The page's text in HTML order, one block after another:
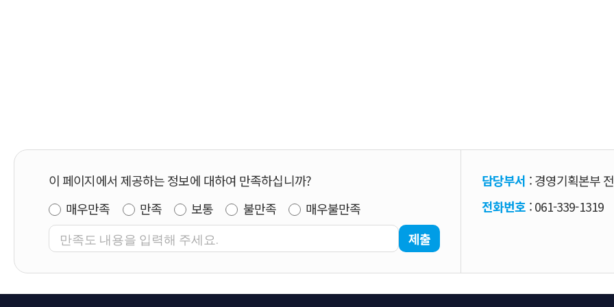
이 페이지에서 제공하는 정보에 대하여 만족하십니까?
매우만족
만족 보통 불만족
매우불만족
제출
담당부서 : 경영기획본부
전화번호 : 061-339-1319